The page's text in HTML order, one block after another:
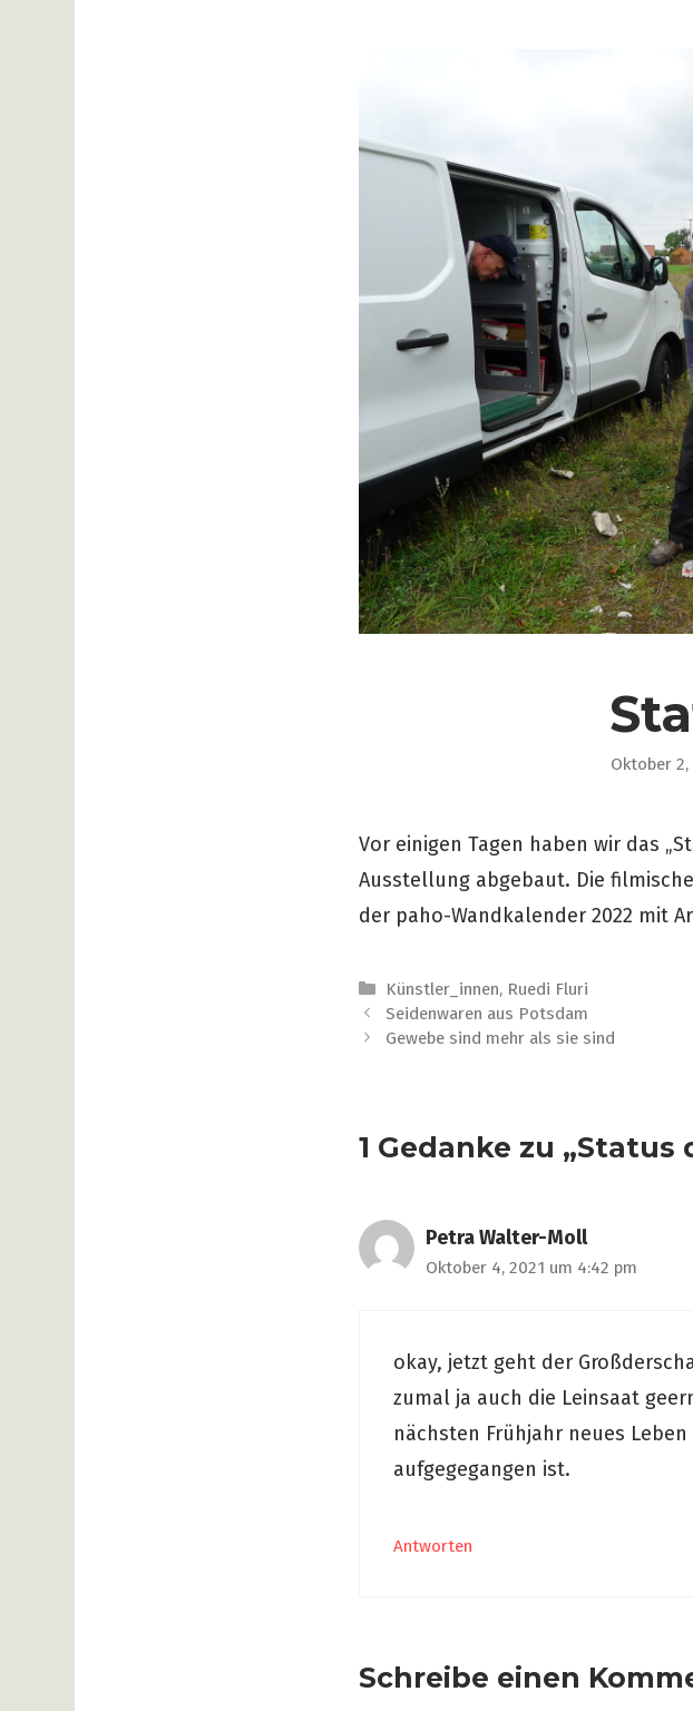
Oktober 2,
Vor einigen Tagen haben wir das
Ausstellung abgebaut. Die
der paho-Wandkalender 2022 mit
Kategorien
Künstler_innen, Ruedi Fluri
Beitrags-
Navigation
Seidenwaren aus Potsdam
Gewebe sind mehr als sie sind
1 Gedanke zu „Status
Petra Walter-Moll
Oktober 4, 2021 um 4:42 pm
okay, jetzt geht der
zumal ja auch die Leinsaat
nächsten Frühjahr neues
aufgegegangen ist.
Antworten
Schreibe einen